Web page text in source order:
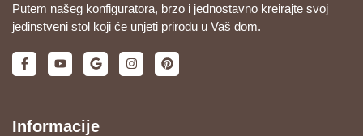
Putem našeg konfiguratora, brzo i jednostavno kreirajte svoj
jedinstveni stol koji će unjeti prirodu u Vaš dom.
Informacije